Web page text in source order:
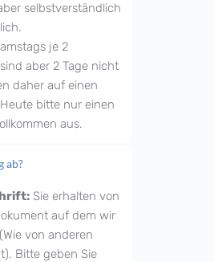
selbstverständlich
je 2
aber 2 Tage nicht
daher auf einen
bitte nur einen
aus.
ab?
Sie erhalten von
auf dem wir
von anderen
Bitte geben Sie